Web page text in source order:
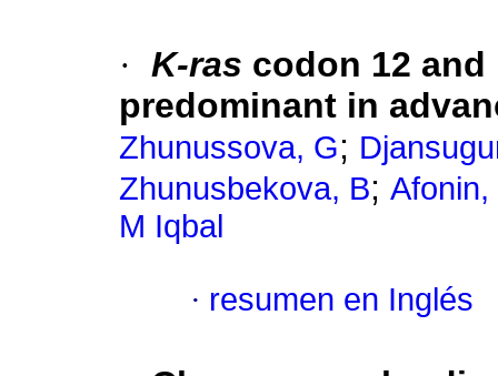
· K-ras codon 12
predominant in
Zhunussova, G;
Zhunusbekova, B; Afonin,
M Iqbal
· resumen en Inglés